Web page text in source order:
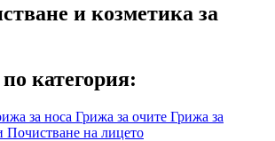
и козметика за
категория:
за носа Грижа за очите Грижа за
Почистване на лицето